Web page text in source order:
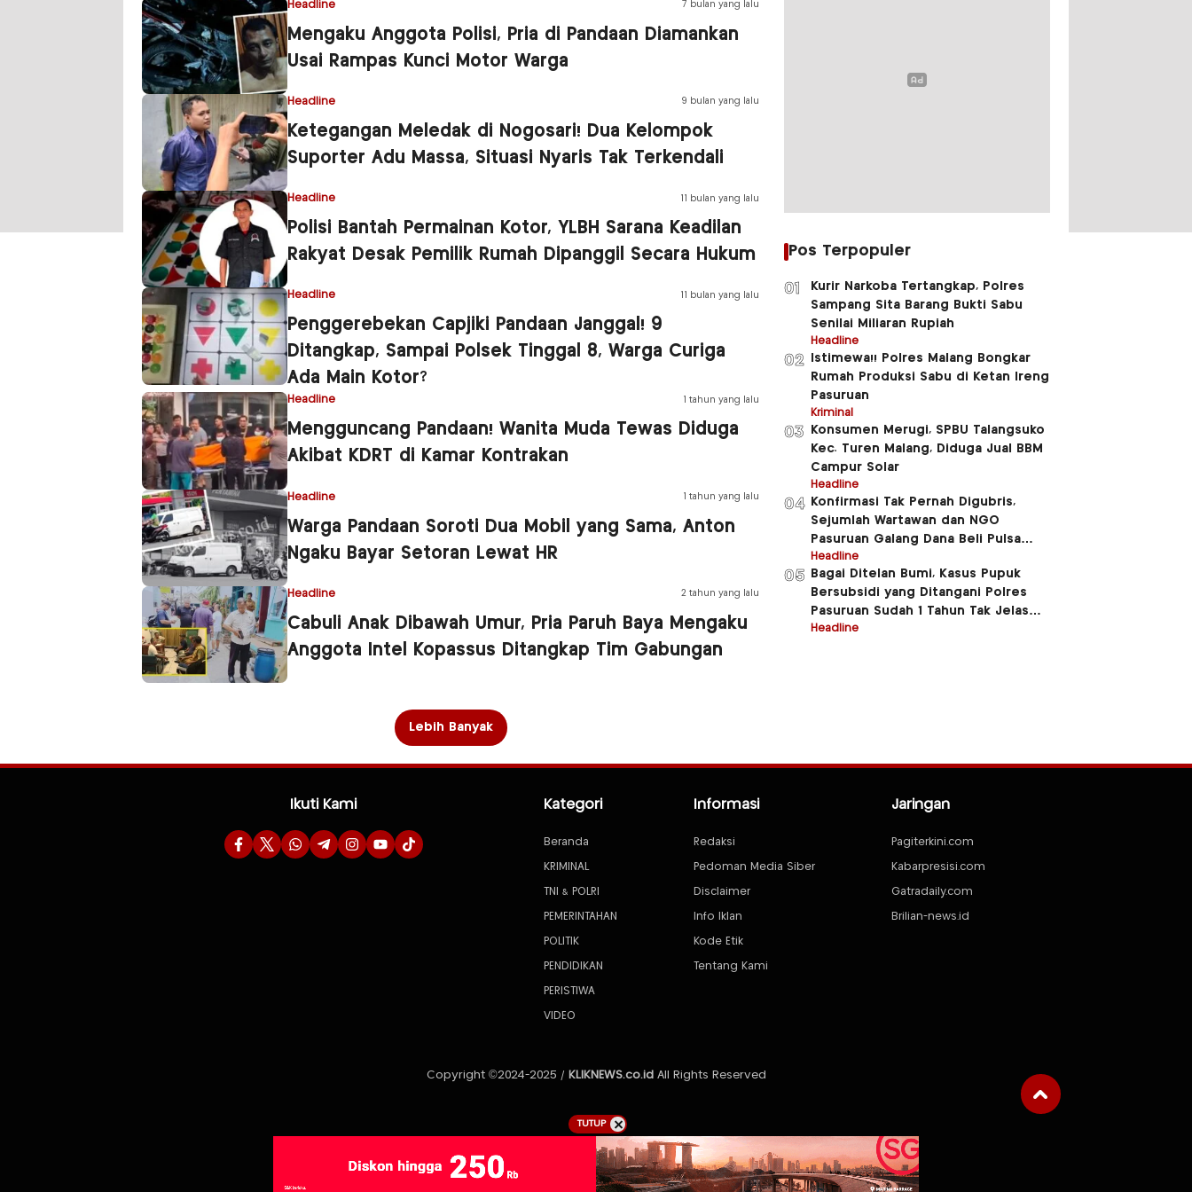
Headline 7 bulan yang lalu
Mengaku Anggota Polisi, Pria di Pandaan Diamankan
Usai Rampas Kunci Motor Warga
Headline 9 bulan yang lalu
Ketegangan Meledak di Nogosari! Dua Kelompok
Suporter Adu Massa, Situasi Nyaris Tak Terkendali
Headline 11 bulan yang lalu
Polisi Bantah Permainan Kotor, YLBH Sarana Keadilan
Rakyat Desak Pemilik Rumah Dipanggil Secara Hukum
Headline 11 bulan yang lalu
Penggerebekan Capjiki Pandaan Janggal! 9
Ditangkap, Sampai Polsek Tinggal 8, Warga Curiga
Ada Main Kotor?
Headline 1 tahun yang lalu
Mengguncang Pandaan! Wanita Muda Tewas Diduga
Akibat KDRT di Kamar Kontrakan
Headline 1 tahun yang lalu
Warga Pandaan Soroti Dua Mobil yang Sama, Anton
Ngaku Bayar Setoran Lewat HR
Headline 2 tahun yang lalu
Cabuli Anak Dibawah Umur, Pria Paruh Baya Mengaku
Anggota Intel Kopassus Ditangkap Tim Gabungan
Lebih Banyak
Pos Terpopuler
01
Kurir Narkoba Tertangkap, Polres
Sampang Sita Barang Bukti Sabu
Senilai Miliaran Rupiah
Headline
02
Istimewa!! Polres Malang Bongkar
Rumah Produksi Sabu di Ketan Ireng
Pasuruan
Kriminal
03
Konsumen Merugi, SPBU Talangsuko
Kec. Turen Malang, Diduga Jual BBM
Campur Solar
Headline
04
Konfirmasi Tak Pernah Digubris,
Sejumlah Wartawan dan NGO
Pasuruan Galang Dana Beli Pulsa
Untuk Beberapa Anggota Polres
Pasuruan
Headline
05
Bagai Ditelan Bumi, Kasus Pupuk
Bersubsidi yang Ditangani Polres
Pasuruan Sudah 1 Tahun Tak Jelas
Jluntrungnya
Headline
Ikuti Kami Kategori
Beranda
KRIMINAL
TNI & POLRI
PEMERINTAHAN
POLITIK
PENDIDIKAN
PERISTIWA
VIDEO
Informasi
Redaksi
Pedoman Media Siber
Disclaimer
Info Iklan
Kode Etik
Tentang Kami
Jaringan
Pagiterkini.com
Kabarpresisi.com
Gatradaily.com
Brilian-news.id
Copyright ©2024-2025 / KLIKNEWS.co.id All Rights Reserved
TUTUP